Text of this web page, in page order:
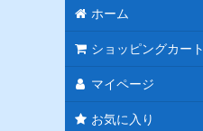
ホーム
ショッピングカート
マイページ
お気に入り